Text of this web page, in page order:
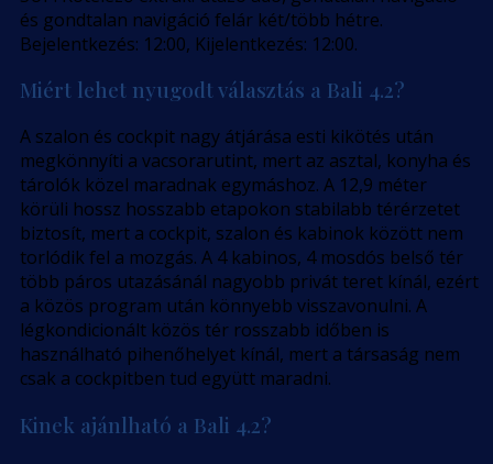
és gondtalan navigáció felár két/több hétre.
Bejelentkezés: 12:00, Kijelentkezés: 12:00.
Miért lehet nyugodt választás a Bali 4.2?
A szalon és cockpit nagy átjárása esti kikötés után
megkönnyíti a vacsorarutint, mert az asztal, konyha és
tárolók közel maradnak egymáshoz. A 12,9 méter
körüli hossz hosszabb etapokon stabilabb térérzetet
biztosít, mert a cockpit, szalon és kabinok között nem
torlódik fel a mozgás. A 4 kabinos, 4 mosdós belső tér
több páros utazásánál nagyobb privát teret kínál, ezért
a közös program után könnyebb visszavonulni. A
légkondicionált közös tér rosszabb időben is
használható pihenőhelyet kínál, mert a társaság nem
csak a cockpitben tud együtt maradni.
Kinek ajánlható a Bali 4.2?